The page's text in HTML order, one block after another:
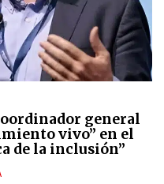
general
vivo” en el
de la inclusión”